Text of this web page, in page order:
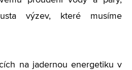
výzev, které musíme
na jadernou energetiku v